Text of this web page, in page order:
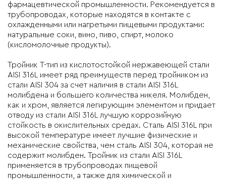
фармацевтической промышленности. Рекомендуется в
трубопроводах, которые находятся в контакте с
охлажденными или нагретыми пищевыми продуктами:
натуральные соки, вино, пиво, спирт, молоко
(кисломолочные продукты).
Тройник T-тип из кислотостойкой нержавеющей стали
AISI 316L имеет ряд преимуществ перед тройником из
стали AISI 304 за счет наличия в стали AISI 316L
молибдена и большего количества никеля. Молибден,
как и хром, является легирующим элементом и придает
отводу из стали AISI 316L лучшую коррозийную
стойкость в окислительных средах. Сталь AISI 316L при
высокой температуре имеет лучшие физические и
механические свойства, чем сталь AISI 304, которая не
содержит молибден. Тройник из стали AISI 316L
применяется в трубопроводах пищевой
промышленности, а также для химической и